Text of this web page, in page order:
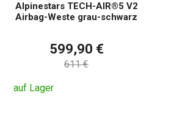
Alpinestars TECH-AIR®5 V2
Airbag-Weste grau-schwarz
599,90 €
611 €
auf Lager